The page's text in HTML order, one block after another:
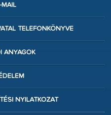
MAIL
TELEFONKÖNYVE
ANYAGOK
NYILATKOZAT